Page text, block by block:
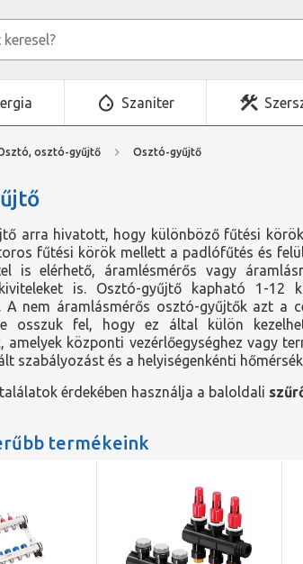
Szaniter
osztó-gyűjtő Osztó-gyűjtő
arra hivatott, hogy különböző fűtési
fűtési körök mellett a padlófűtés és
is elérhető, áramlésmérős vagy
is. Osztó-gyűjtő kapható 1-12
A nem áramlásmérős osztó-gyűjtők azt a
osszuk fel, hogy ez által külön
amelyek központi vezérlőegységhez vagy
szabályozást és a helyiségenkénti
érdekében használja a baloldali
termékeink